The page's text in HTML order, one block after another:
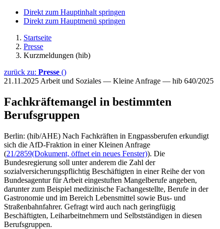
Direkt zum Hauptinhalt springen
Direkt zum Hauptmenü springen
Startseite
Presse
Kurzmeldungen (hib)
zurück zu: Presse ()
21.11.2025 Arbeit und Soziales — Kleine Anfrage — hib 640/2025
Fachkräftemangel in bestimmten
Berufsgruppen
Berlin: (hib/AHE) Nach Fachkräften in Engpassberufen erkundigt
sich die AfD-Fraktion in einer Kleinen Anfrage
(21/2859(Dokument, öffnet ein neues Fenster)). Die
Bundesregierung soll unter anderem die Zahl der
sozialversicherungspflichtig Beschäftigten in einer Reihe der von
Bundesagentur für Arbeit eingestuften Mangelberufe angeben,
darunter zum Beispiel medizinische Fachangestellte, Berufe in der
Gastronomie und im Bereich Lebensmittel sowie Bus- und
Straßenbahnfahrer. Gefragt wird auch nach geringfügig
Beschäftigten, Leiharbeitnehmern und Selbstständigen in diesen
Berufsgruppen.